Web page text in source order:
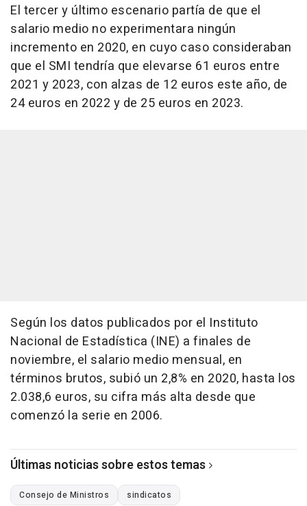
El tercer y último escenario partía de que el
salario medio no experimentara ningún
incremento en 2020, en cuyo caso consideraban
que el SMI tendría que elevarse 61 euros entre
2021 y 2023, con alzas de 12 euros este año, de
24 euros en 2022 y de 25 euros en 2023.
Según los datos publicados por el Instituto
Nacional de Estadística (INE) a finales de
noviembre, el salario medio mensual, en
términos brutos, subió un 2,8% en 2020, hasta los
2.038,6 euros, su cifra más alta desde que
comenzó la serie en 2006.
Últimas noticias sobre estos temas
Consejo de Ministros sindicatos